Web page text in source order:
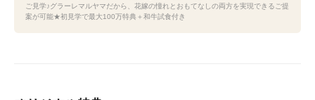
ご見学♪グラーレマルヤマだから、花嫁の憧れとおもてなしの両方を実現できるご提
案が可能★初見学で最大100万特典＋和牛試食付き